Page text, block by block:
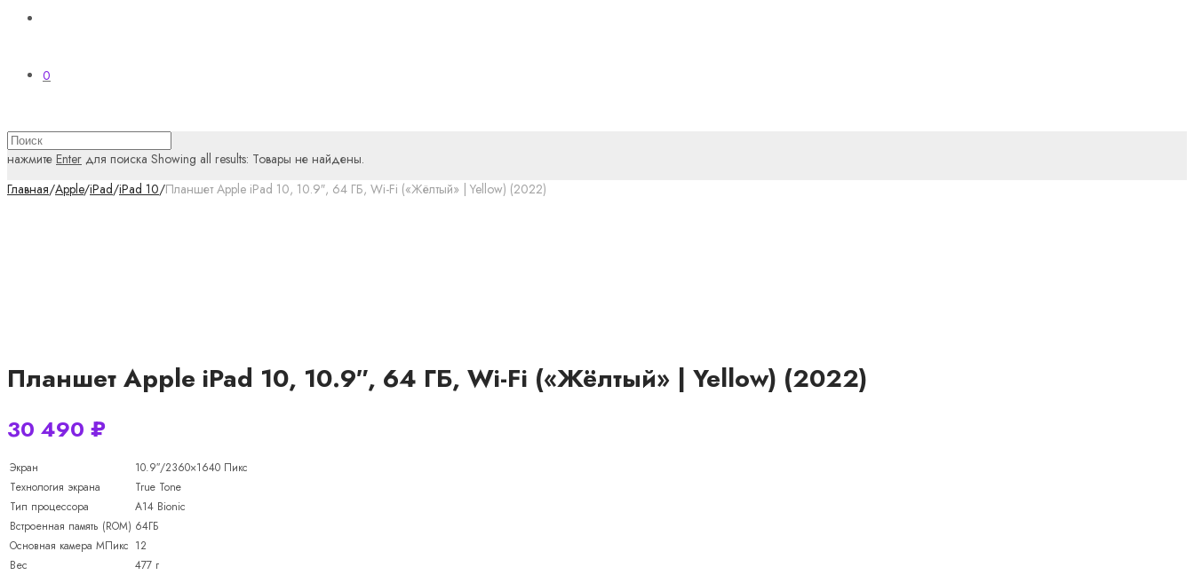
0
нажмите Enter для поиска Showing all results: Товары не найдены.
Главная/Apple/iPad/iPad 10/Планшет Apple iPad 10, 10.9″, 64 ГБ, Wi-Fi («Жёлтый» | Yellow) (2022)
Планшет Apple iPad 10, 10.9″, 64 ГБ, Wi-Fi («Жёлтый» | Yellow) (2022)
30 490 ₽
Экран
10.9″/2360×1640 Пикс
Технология экрана
True Tone
Тип процессора
A14 Bionic
Встроенная память (ROM) 64ГБ
Основная камера МПикс 12
Вес
477 г